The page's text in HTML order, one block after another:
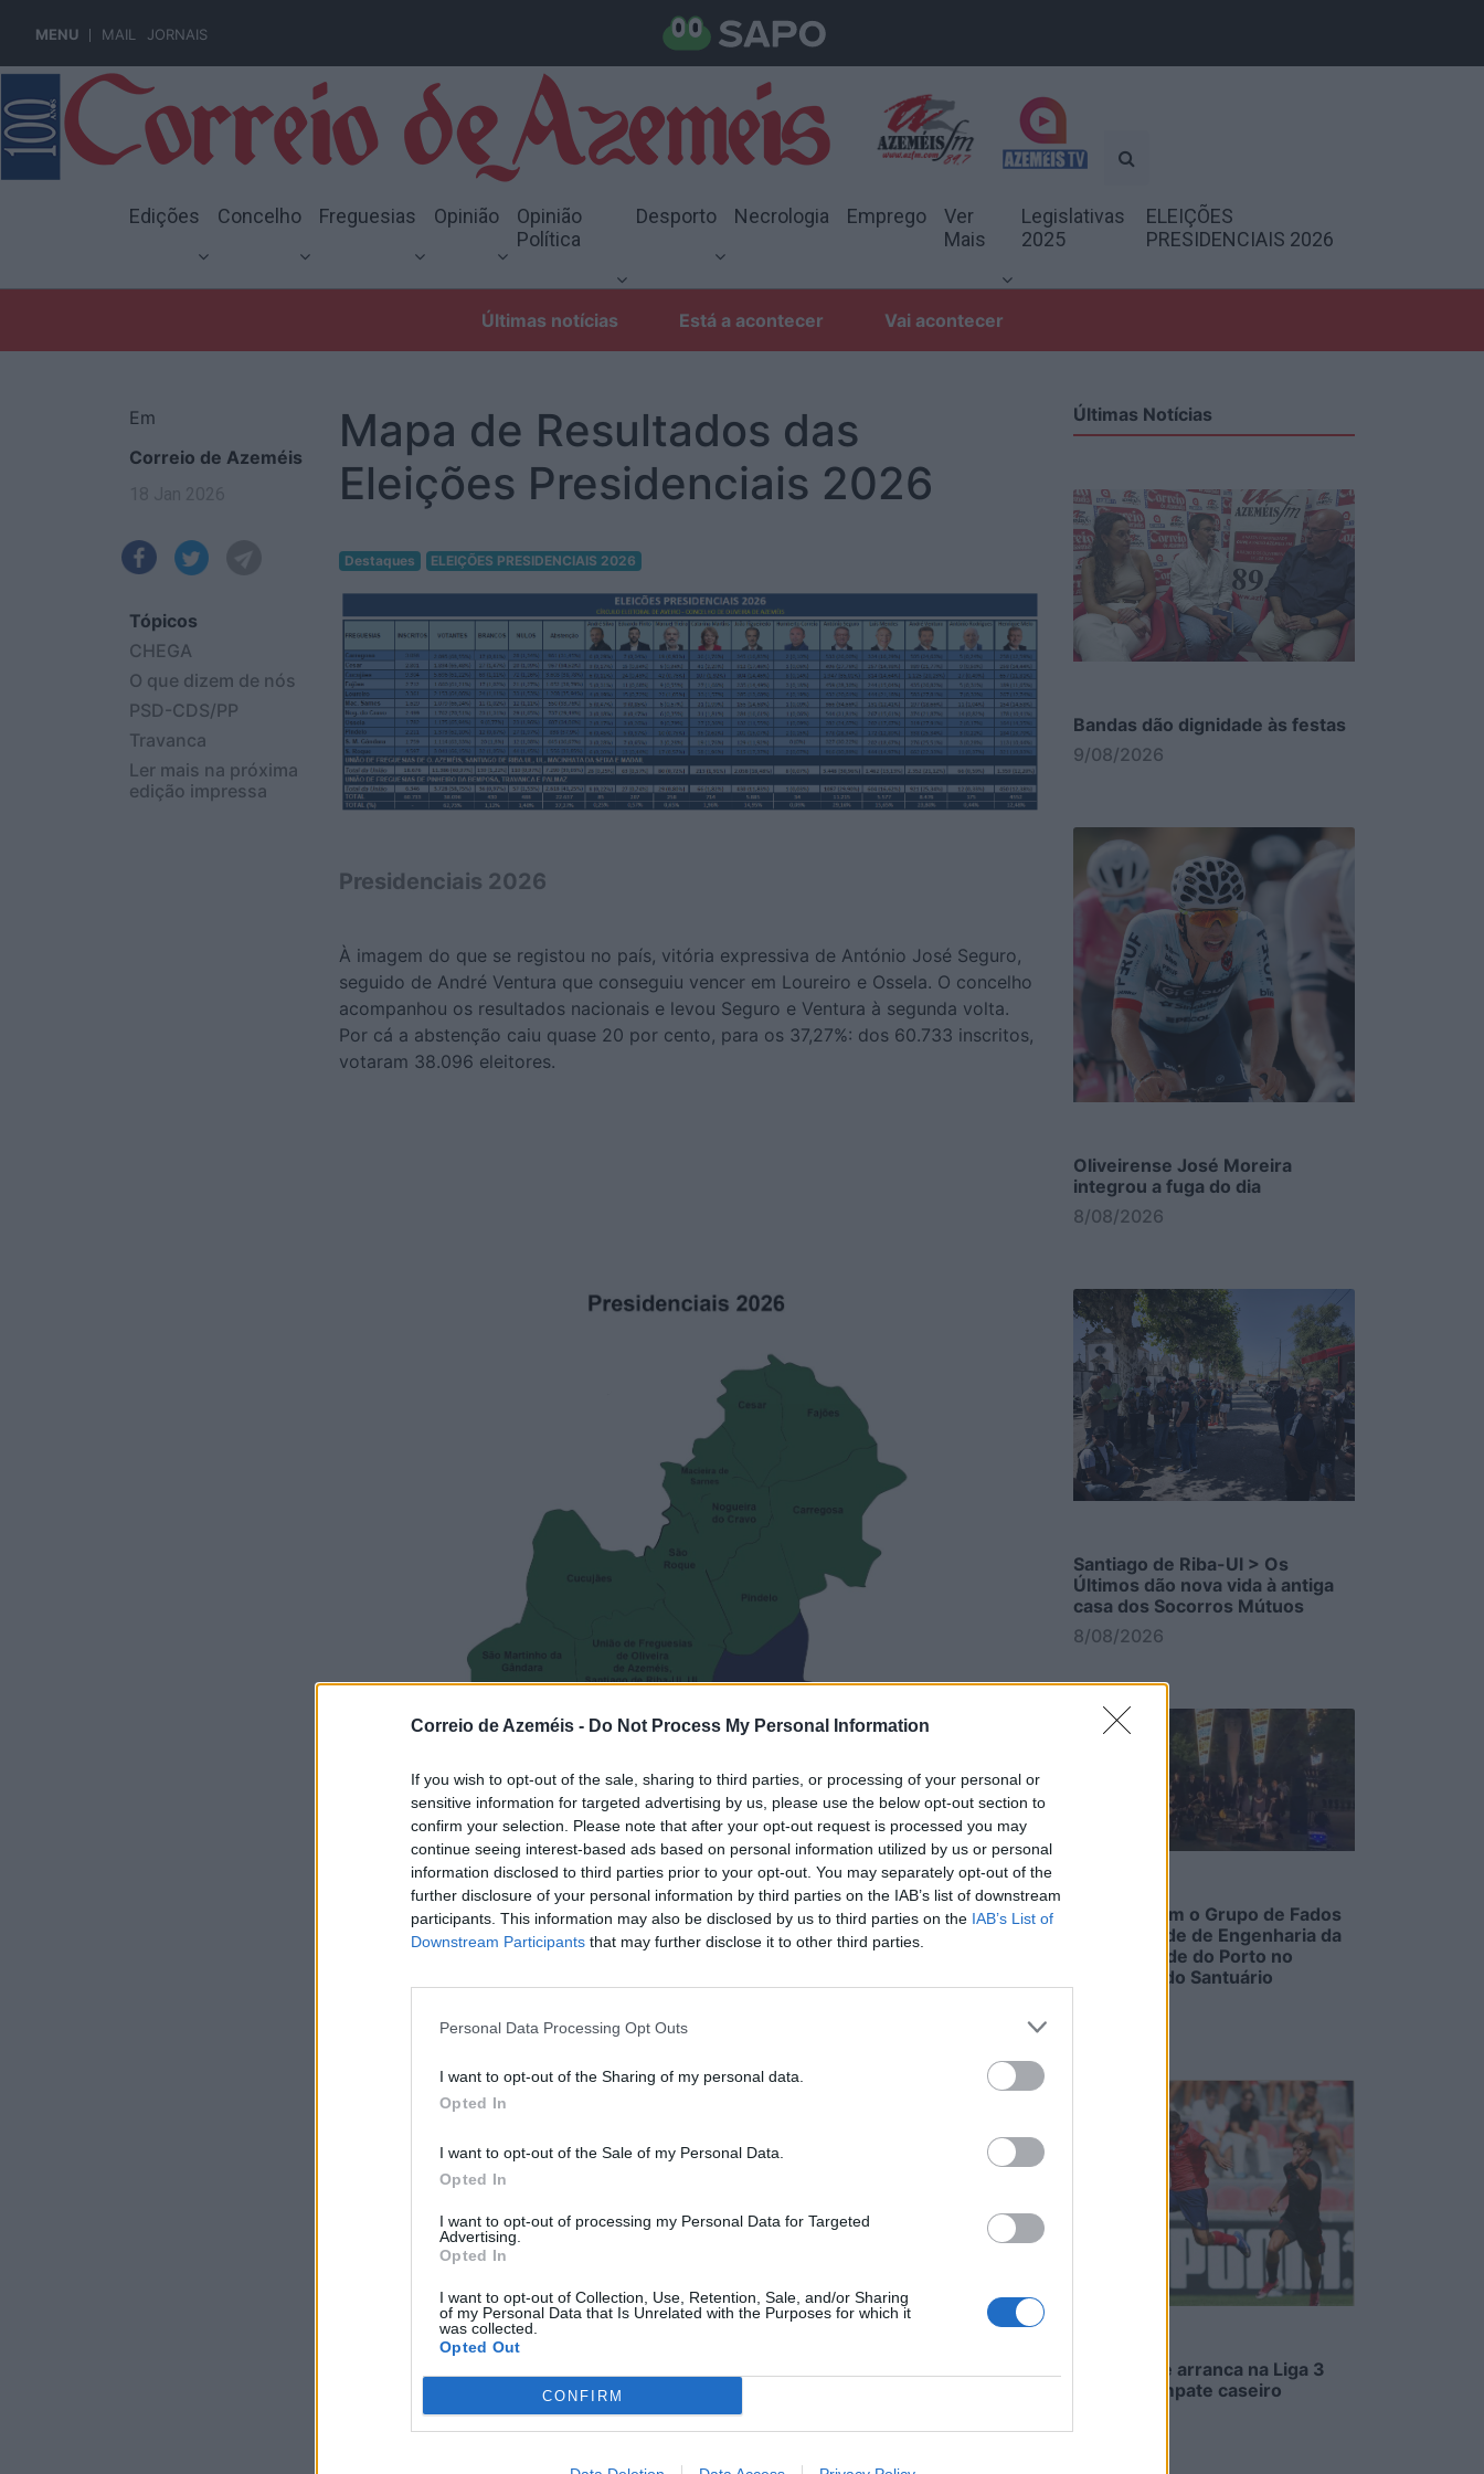
Correio de Azeméis - Do Not Process My Personal Information
If you wish to opt-out of the sale, sharing to third parties, or processing of your personal or
sensitive information for targeted advertising by us, please use the below opt-out section to
confirm your selection. Please note that after your opt-out request is processed you may
continue seeing interest-based ads based on personal information utilized by us or personal
information disclosed to third parties prior to your opt-out. You may separately opt-out of the
further disclosure of your personal information by third parties on the IAB’s list of downstream
participants. This information may also be disclosed by us to third parties on the IAB’s List of
Downstream Participants that may further disclose it to other third parties.
Personal Data Processing Opt Outs
I want to opt-out of the Sharing of my personal data.
Opted In
I want to opt-out of the Sale of my Personal Data.
Opted In
I want to opt-out of processing my Personal Data for Targeted
Advertising.
Opted In
I want to opt-out of Collection, Use, Retention, Sale, and/or Sharing
of my Personal Data that Is Unrelated with the Purposes for which it
was collected.
Opted Out
CONFIRM
MENU MAIL JORNAIS
Edições Concelho Freguesias Opinião
Opinião
Política
Desporto Necrologia Emprego
Ver
Mais
Legislativas
2025
ELEIÇÕES
PRESIDENCIAIS 2026
Últimas notícias Está a acontecer Vai acontecer
Em
Correio de Azeméis
Tópicos
CHEGA
O que dizem de nós
PSD-CDS/PP
Travanca
Ler mais na próxima
edição impressa
Mapa de Resultados das
Eleições Presidenciais 2026
Destaques ELEIÇÕES PRESIDENCIAIS 2026
Presidenciais 2026
À imagem do que se registou no país, vitória expressiva de António José Seguro,
seguido de André Ventura que conseguiu vencer em Loureiro e Ossela. O concelho
acompanhou os resultados nacionais e levou Seguro e Ventura à segunda volta.
Por cá a abstenção caiu quase 20 por cento, para os 37,27%: dos 60.733 inscritos,
votaram 38.096 eleitores.
Comente Aqui!
Últimas Notícias
Bandas dão dignidade às festas
9/08/2026
Oliveirense José Moreira
integrou a fuga do dia
8/08/2026
Santiago de Riba-Ul > Os
Últimos dão nova vida à antiga
casa dos Socorros Mútuos
8/08/2026
Emoção com o Grupo de Fados
da Faculdade de Engenharia da
Universidade do Porto no
escadório do Santuário
Oliveirense arranca na Liga 3
com um empate caseiro